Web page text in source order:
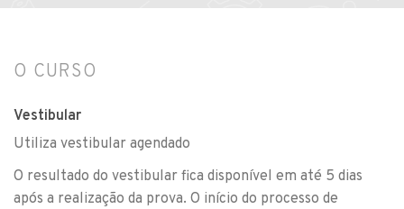
O CURSO
Vestibular
Utiliza vestibular agendado
O resultado do vestibular fica disponível em até 5 dias
após a realização da prova. O início do processo de